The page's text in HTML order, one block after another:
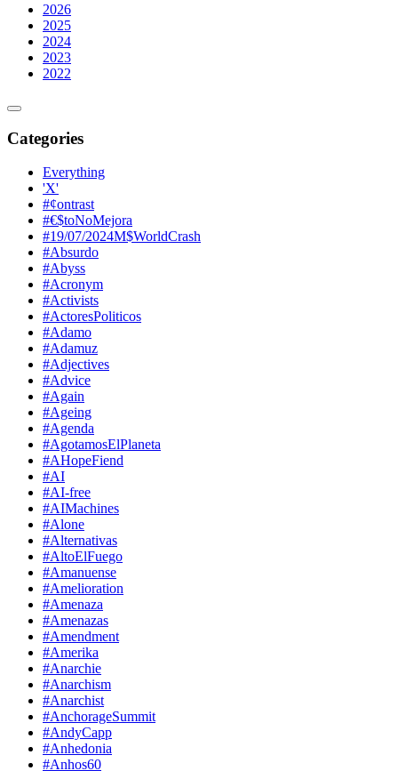
2026
2025
2024
2023
2022
Categories
Everything
'X'
#¢ontrast
#€$toNoMejora
#19/07/2024M$WorldCrash
#Absurdo
#Abyss
#Acronym
#Activists
#ActoresPoliticos
#Adamo
#Adamuz
#Adjectives
#Advice
#Again
#Ageing
#Agenda
#AgotamosElPlaneta
#AHopeFiend
#AI
#AI-free
#AIMachines
#Alone
#Alternativas
#AltoElFuego
#Amanuense
#Amelioration
#Amenaza
#Amenazas
#Amendment
#Amerika
#Anarchie
#Anarchism
#Anarchist
#AnchorageSummit
#AndyCapp
#Anhedonia
#Anhos60